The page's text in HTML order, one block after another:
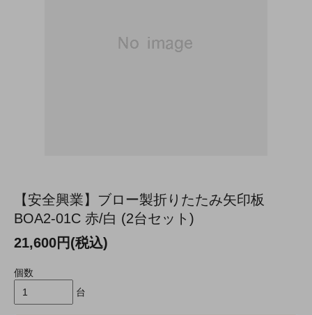
【安全興業】ブロー製折りたたみ矢印板
BOA2-01C 赤/白 (2台セット)
21,600円(税込)
個数
台